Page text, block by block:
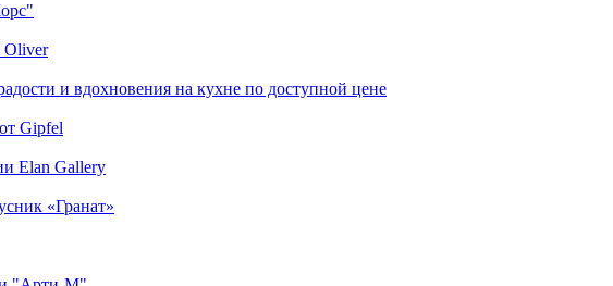
Oliver
и вдохновения на кухне по доступной цене
Gipfel
Elan Gallery
«Гранат»